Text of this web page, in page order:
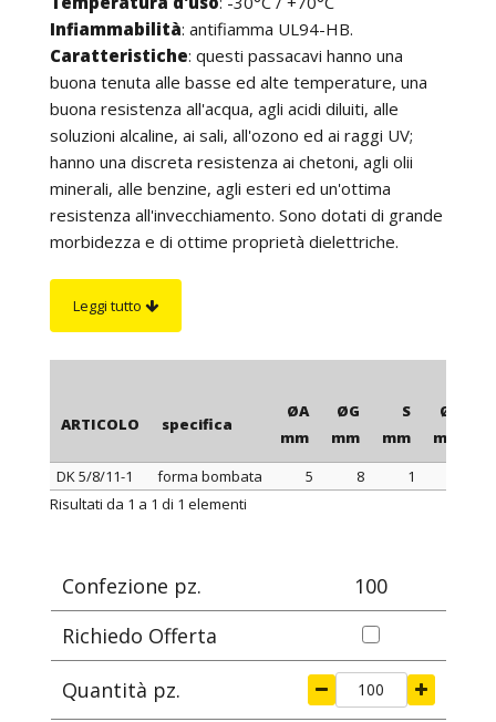
Infiammabilità: antifiamma UL94-HB.
Caratteristiche: questi passacavi hanno una
buona tenuta alle basse ed alte temperature, una
buona resistenza all'acqua, agli acidi diluiti, alle
soluzioni alcaline, ai sali, all'ozono ed ai raggi UV;
hanno una discreta resistenza ai chetoni, agli olii
minerali, alle benzine, agli esteri ed un'ottima
resistenza all'invecchiamento. Sono dotati di grande
morbidezza e di ottime proprietà dielettriche.
di utilizzare i nostri passacavi su qualsiasi
Leggi tutto
ARTICOLO specifica
ØA
mm
ØG
mm
S
mm
ØB
mm
ARTICOLO specifica
DK 5/8/11-1 forma bombata 5 8 1
Risultati da 1 a 1 di 1 elementi
Confezione pz.
100
Richiedo Offerta
Quantità pz.